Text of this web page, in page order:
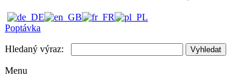
Poptávka
Hledaný výraz: Vyhledat
Menu